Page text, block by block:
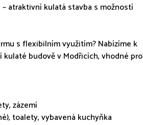
atraktivní kulatá stavba s možností
s flexibilním využitím? Nabízíme k
budově v Modřicích, vhodné pro
zázemí
toalety, vybavená kuchyňka